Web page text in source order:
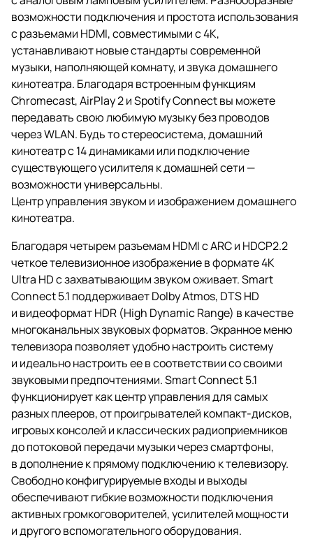
возможности подключения и простота использования
с разъемами HDMI, совместимыми с 4K,
устанавливают новые стандарты современной
музыки, наполняющей комнату, и звука домашнего
кинотеатра. Благодаря встроенным функциям
Chromecast, AirPlay 2 и Spotify Connect вы можете
передавать свою любимую музыку без проводов
через WLAN. Будь то стереосистема, домашний
кинотеатр с 14 динамиками или подключение
существующего усилителя к домашней сети —
возможности универсальны.
Центр управления звуком и изображением домашнего
кинотеатра.
Благодаря четырем разъемам HDMI с ARC и HDCP2.2
четкое телевизионное изображение в формате 4K
Ultra HD с захватывающим звуком оживает. Smart
Connect 5.1 поддерживает Dolby Atmos, DTS HD
и видеоформат HDR (High Dynamic Range) в качестве
многоканальных звуковых форматов. Экранное меню
телевизора позволяет удобно настроить систему
и идеально настроить ее в соответствии со своими
звуковыми предпочтениями. Smart Connect 5.1
функционирует как центр управления для самых
разных плееров, от проигрывателей компакт-дисков,
игровых консолей и классических радиоприемников
до потоковой передачи музыки через смартфоны,
в дополнение к прямому подключению к телевизору.
Свободно конфигурируемые входы и выходы
обеспечивают гибкие возможности подключения
активных громкоговорителей, усилителей мощности
и другого вспомогательного оборудования.